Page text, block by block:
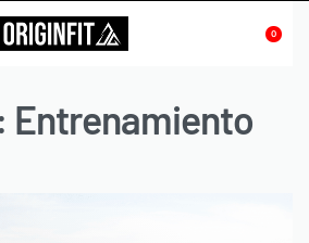
0
Entrenamiento